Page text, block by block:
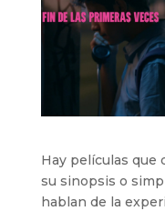
Hay películas que
su sinopsis o
hablan de la